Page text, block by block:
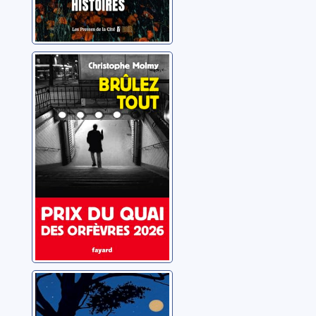
Brûlez tout
Molmy, Christophe
Le pendu
Penny, Louise